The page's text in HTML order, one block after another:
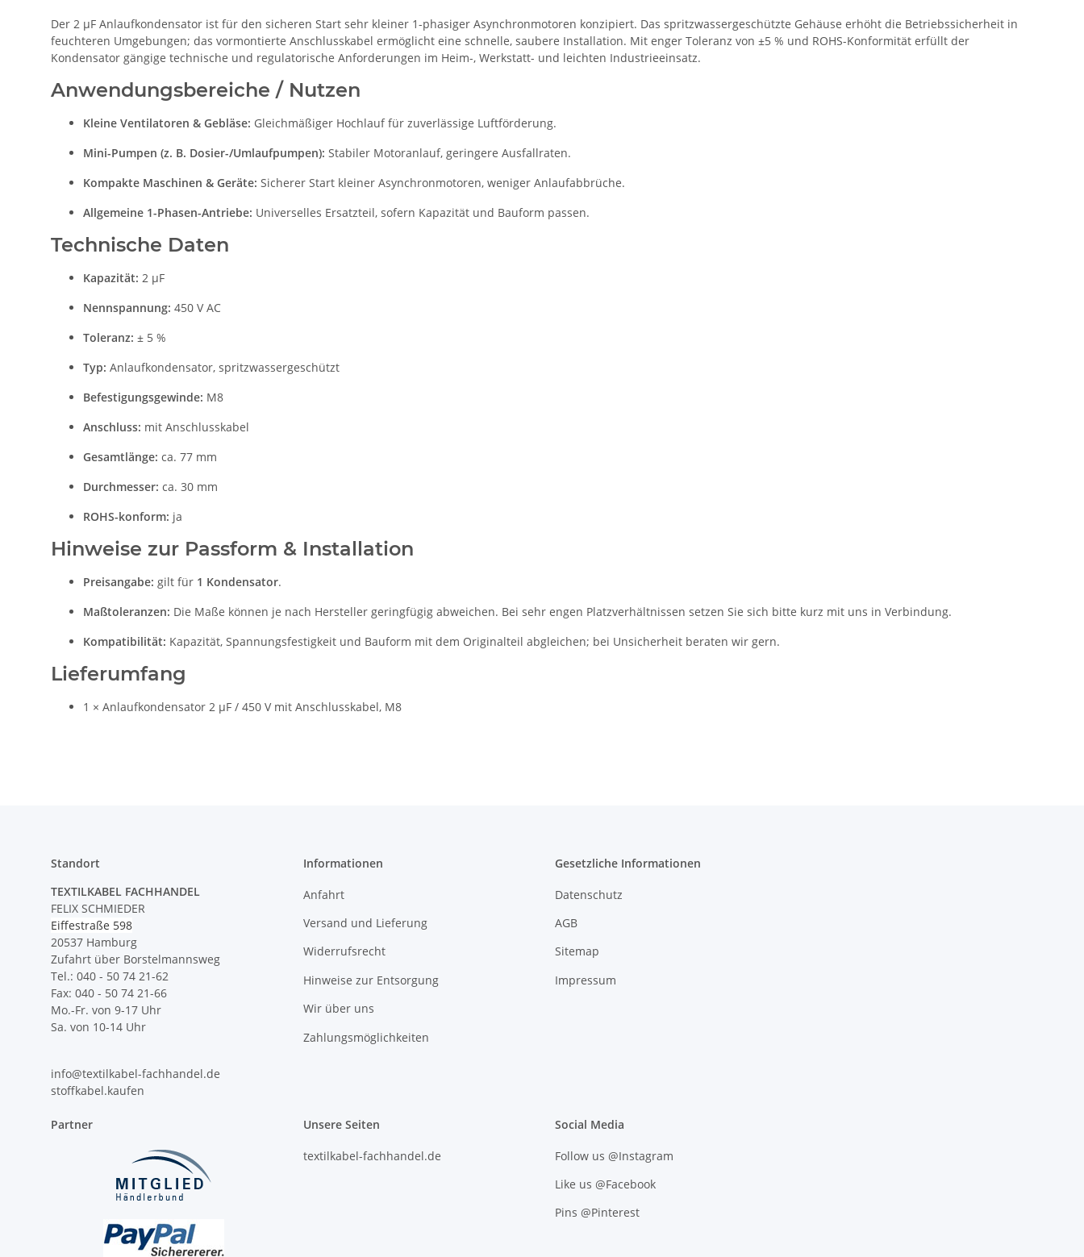
Der 2 µF Anlaufkondensator ist für den sicheren Start sehr kleiner 1-phasiger Asynchronmotoren konzipiert. Das spritzwassergeschützte Gehäuse erhöht die Betriebssicherheit in
feuchteren Umgebungen; das vormontierte Anschlusskabel ermöglicht eine schnelle, saubere Installation. Mit enger Toleranz von ±5 % und ROHS-Konformität erfüllt der
Kondensator gängige technische und regulatorische Anforderungen im Heim-, Werkstatt- und leichten Industrieeinsatz.
Anwendungsbereiche / Nutzen
Kleine Ventilatoren & Gebläse: Gleichmäßiger Hochlauf für zuverlässige Luftförderung.
Mini-Pumpen (z. B. Dosier-/Umlaufpumpen): Stabiler Motoranlauf, geringere Ausfallraten.
Kompakte Maschinen & Geräte: Sicherer Start kleiner Asynchronmotoren, weniger Anlaufabbrüche.
Allgemeine 1-Phasen-Antriebe: Universelles Ersatzteil, sofern Kapazität und Bauform passen.
Technische Daten
Kapazität: 2 µF
Nennspannung: 450 V AC
Toleranz: ± 5 %
Typ: Anlaufkondensator, spritzwassergeschützt
Befestigungsgewinde: M8
Anschluss: mit Anschlusskabel
Gesamtlänge: ca. 77 mm
Durchmesser: ca. 30 mm
ROHS-konform: ja
Hinweise zur Passform & Installation
Preisangabe: gilt für 1 Kondensator.
Maßtoleranzen: Die Maße können je nach Hersteller geringfügig abweichen. Bei sehr engen Platzverhältnissen setzen Sie sich bitte kurz mit uns in Verbindung.
Kompatibilität: Kapazität, Spannungsfestigkeit und Bauform mit dem Originalteil abgleichen; bei Unsicherheit beraten wir gern.
Lieferumfang
1 × Anlaufkondensator 2 µF / 450 V mit Anschlusskabel, M8
Standort
TEXTILKABEL FACHHANDEL
FELIX SCHMIEDER
Eiffestraße 598
20537 Hamburg
Zufahrt über Borstelmannsweg
Tel.: 040 - 50 74 21-62
Fax: 040 - 50 74 21-66
Mo.-Fr. von 9-17 Uhr
Sa. von 10-14 Uhr
info@textilkabel-fachhandel.de
stoffkabel.kaufen
Informationen
Anfahrt
Versand und Lieferung
Widerrufsrecht
Hinweise zur Entsorgung
Wir über uns
Zahlungsmöglichkeiten
Gesetzliche Informationen
Datenschutz
AGB
Sitemap
Impressum
Partner Unsere Seiten
textilkabel-fachhandel.de
Social Media
Follow us @Instagram
Like us @Facebook
Pins @Pinterest